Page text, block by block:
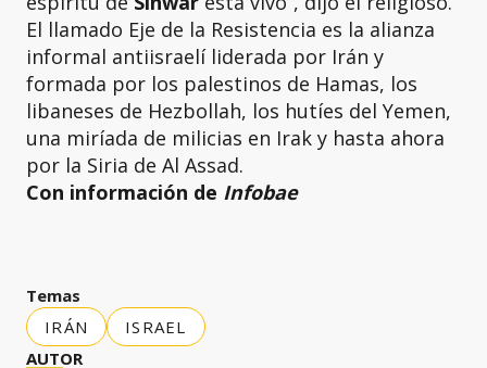
El llamado Eje de la Resistencia es la alianza
informal antiisraelí liderada por Irán y
formada por los palestinos de Hamas, los
libaneses de Hezbollah, los hutíes del Yemen,
una miríada de milicias en Irak y hasta ahora
por la Siria de Al Assad.
Con información de Infobae
Temas
IRÁN
ISRAEL
AUTOR